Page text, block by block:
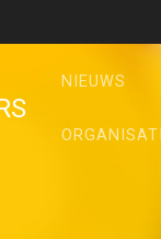
NIEUWS